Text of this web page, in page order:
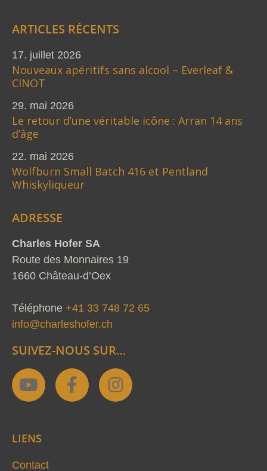
ARTICLES RÉCENTS
17. juillet 2026
Nouveaux apéritifs sans alcool – Everleaf &
CINOT
29. mai 2026
Le retour d’une véritable icône : Arran 14 ans
d’âge
22. mai 2026
Wolfburn Small Batch 416 et Pentland
Whiskyliqueur
ADRESSE
Charles Hofer SA
Route des Monnaires 19
1660 Château-d’Oex
Téléphone +41 33 748 72 65
info@charleshofer.ch
SUIVEZ-NOUS SUR…
Y
o
u
b
F
a
I
n
LIENS
Contact